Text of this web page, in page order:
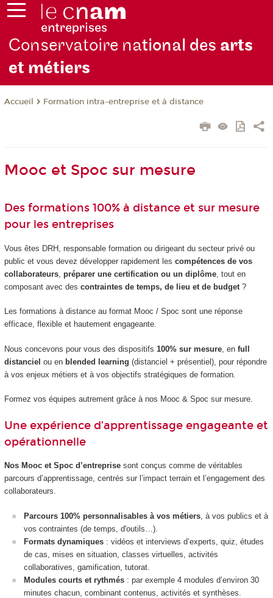
Conservatoire national des arts
et métiers
Accueil Formation intra-entreprise et à distance
Mooc et Spoc sur mesure
Des formations 100% à distance et sur mesure
pour les entreprises
Vous êtes DRH, responsable formation ou dirigeant du secteur privé ou
public et vous devez développer rapidement les compétences de vos
collaborateurs, préparer une certification ou un diplôme, tout en
composant avec des contraintes de temps, de lieu et de budget?
Les formations à distance au format Mooc / Spoc sont une réponse
efficace, flexible et hautement engageante.
Nous concevons pour vous des dispositifs 100% sur mesure, en full
distanciel ou en blended learning (distanciel + présentiel), pour répondre
à vos enjeux métiers et à vos objectifs stratégiques de formation.
Formez vos équipes autrement grâce à nos Mooc & Spoc sur mesure.
Une expérience d’apprentissage engageante et
opérationnelle
Nos Mooc et Spoc d’entreprisesont conçus comme de véritables
parcours d’apprentissage, centrés sur l’impact terrain et l’engagement des
collaborateurs.
Parcours 100% personnalisables à vos métiers , à vos publics et à
vos contraintes (de temps, d'outils…).
Formats dynamiques : vidéos et interviews d’experts, quiz, études
de cas, mises en situation, classes virtuelles, activités
collaboratives, gamification, tutorat.
Modules courts et rythmés : par exemple 4 modules d’environ 30
minutes chacun, combinant contenus, activités et synthèses.